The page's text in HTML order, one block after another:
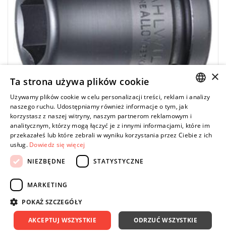
STAHLWILLE PROMO
55 IMP 21 - Nasadka udarowa 3/4" 6-kątna,
krótka, metryczna, 21 mm, 25010021
Price tax included
74,96 zł
ENGLISH
×
Ta strona używa plików cookie
Używamy plików cookie w celu personalizacji treści, reklam i analizy
naszego ruchu. Udostępniamy również informacje o tym, jak
korzystasz z naszej witryny, naszym partnerom reklamowym i
analitycznym, którzy mogą łączyć je z innymi informacjami, które im
przekazałeś lub które zebrali w wyniku korzystania przez Ciebie z ich
usług. Dowiedz się więcej
NIEZBĘDNE
STATYSTYCZNE
MARKETING
POKAŻ SZCZEGÓŁY
AKCEPTUJ WSZYSTKIE ODRZUĆ WSZYSTKIE